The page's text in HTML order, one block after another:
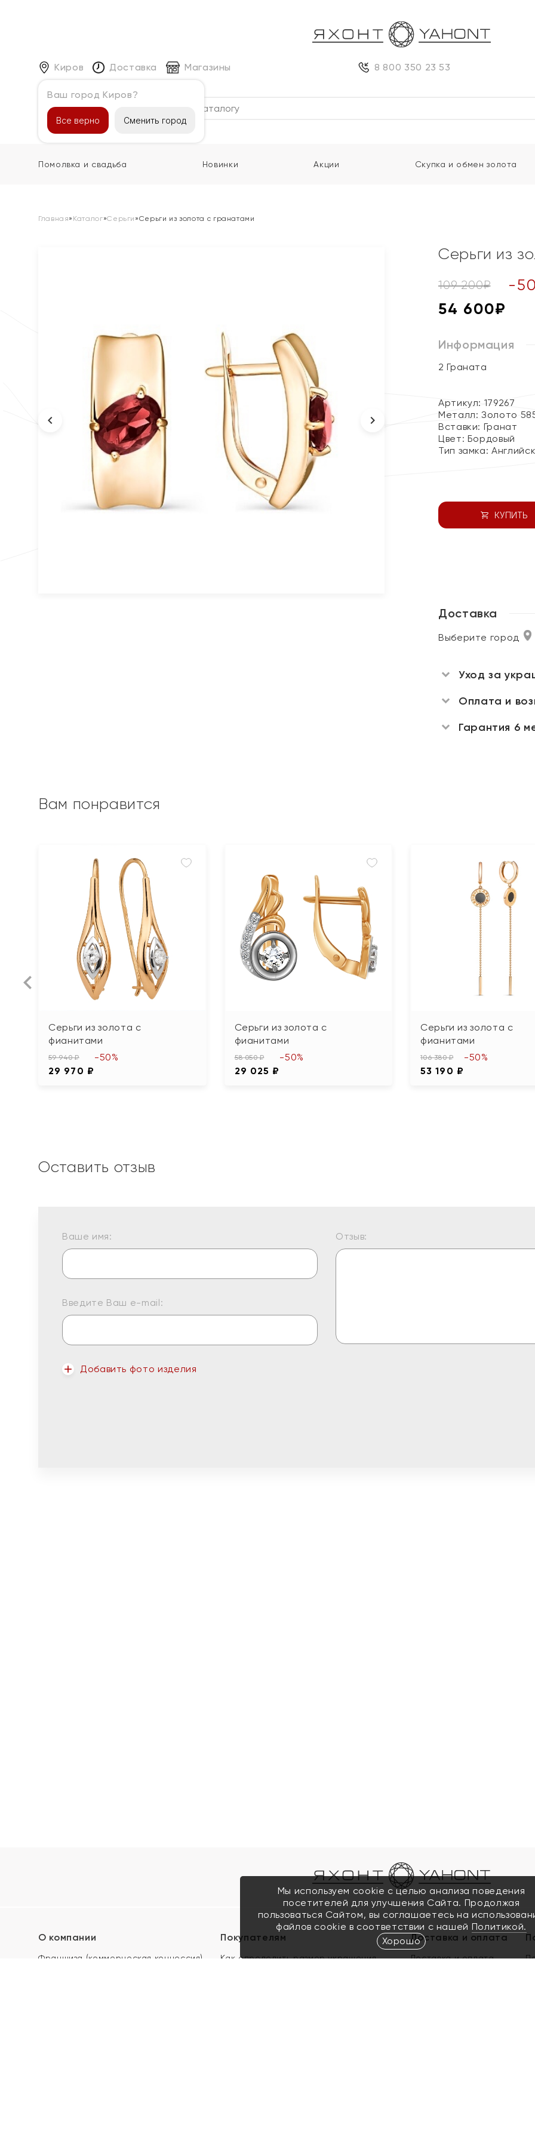
Киров
Ваш город Киров?
Все верно Сменить город
Доставка Магазины 8 800 350 23 53
Каталог
Помолвка и свадьба Новинки Акции Скупка и обмен золота
Главная» Каталог»Серьги »Серьги из золота с гранатами
Серьги из
109 200₽ -50
54 600₽
Информация
2 Граната
Артикул: 179267
Металл:Золото
Вставки: Гранат
Цвет: Бордовый
Тип замка:
КУПИТЬ
Доставка
Выберите город
Уход за
Оплата и
Гарантия 6
Вам понравится
Серьги из золота с
фианитами
59 940 ₽
29 970 ₽
-50%
Серьги из золота с
фианитами
58 050 ₽
29 025 ₽
-50%
Серьги из золота с
фианитами
106 380 ₽
53 190 ₽
-50%
Оставить отзыв
Ваше имя:
Введите Ваш e-mail:
Добавить фото изделия
Отзыв:
О компании
Франшиза (коммерческая концессия)
Покупателям
Как определить размер украшения
Доставка и оплата
Доставка и оплата
Мы используем cookie с целью анализа поведения
посетителей для улучшения Сайта. Продолжая
пользоваться Сайтом, вы соглашаетесь на
файлов cookie в соответствии с нашей Политикой.
Хорошо